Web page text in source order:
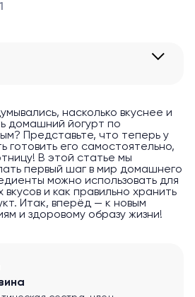
1
насколько вкуснее и
домашний йогурт по
Представьте, что теперь у
готовить его самостоятельно,
В этой статье мы
первый шаг в мир домашнего
можно использовать для
вкусов и как правильно хранить
Итак, вперёд — к новым
и здоровому образу жизни!